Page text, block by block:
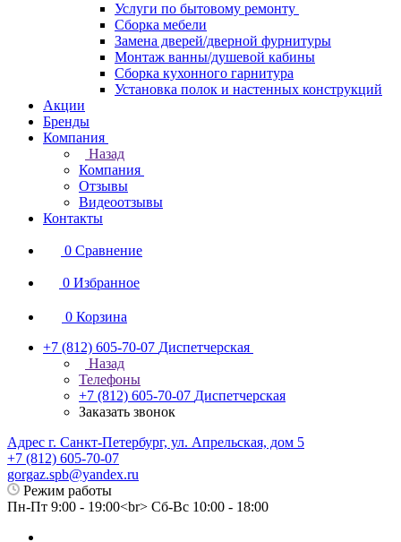
Услуги по бытовому ремонту
Сборка мебели
Замена дверей/дверной фурнитуры
Монтаж ванны/душевой кабины
Сборка кухонного гарнитура
Установка полок и настенных конструкций
Акции
Бренды
Компания
Назад
Компания
Отзывы
Видеоотзывы
Контакты
0 Сравнение
0 Избранное
0 Корзина
+7 (812) 605-70-07 Диспетчерская
Назад
Телефоны
+7 (812) 605-70-07 Диспетчерская
Заказать звонок
Адрес г. Санкт-Петербург, ул. Апрельская, дом 5
+7 (812) 605-70-07
gorgaz.spb@yandex.ru
Режим работы
Пн-Пт 9:00 - 19:00<br> Сб-Вс 10:00 - 18:00